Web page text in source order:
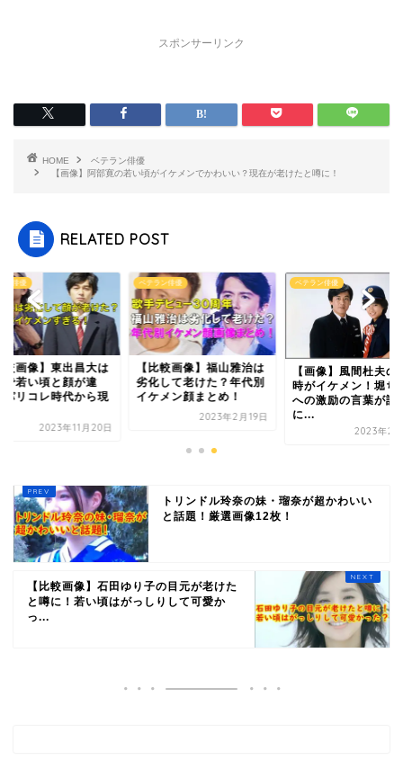
スポンサーリンク
HOME
ベテラン俳優
【画像】阿部寛の若い頃がイケメンでかわいい？現在が老けたと噂に！
RELATED POST
ン俳優
較画像】東出昌大は
で若い頃と顔が違
パリコレ時代から現
2023年11月20日
ベテラン俳優
【比較画像】福山雅治は
劣化して老けた？年代別
イケメン顔まとめ！
2023年2月19日
ベテラン俳優
【画像】風間杜夫の
時がイケメン！堀ち
への激励の言葉が話
に...
2023年2
トリンドル玲奈の妹・瑠奈が超かわいい
と話題！厳選画像12枚！
【比較画像】石田ゆり子の目元が老けた
と噂に！若い頃はがっしりして可愛か
っ...